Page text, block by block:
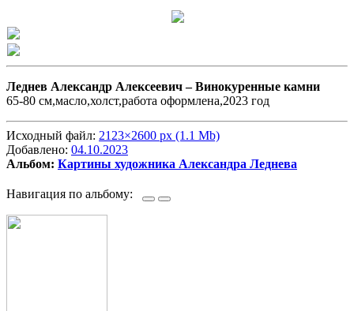
Леднев Александр Алексеевич –Винокуренные камни
65-80 см,масло,холст,работа оформлена,2023 год
Исходный файл: 2123×2600 px (1.1 Mb)
Добавлено: 04.10.2023
Альбом: Картины художника Александра Леднева
Навигация по альбому: